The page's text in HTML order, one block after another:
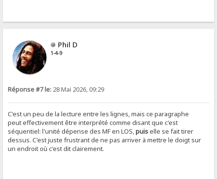
Phil D
1-4-9
Réponse #7 le: 28 Mai 2026, 09:29
C'est un peu de la lecture entre les lignes, mais ce paragraphe
peut effectivement être interprété comme disant que c'est
séquentiel: l'unité dépense des MF en LOS,puiselle se fait tirer
dessus. C'est juste frustrant de ne pas arriver à mettre le doigt sur
un endroit où c'est dit clairement.